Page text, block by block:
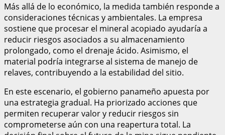
Más allá de lo económico, la medida también responde a
consideraciones técnicas y ambientales. La empresa
sostiene que procesar el mineral acopiado ayudaría a
reducir riesgos asociados a su almacenamiento
prolongado, como el drenaje ácido. Asimismo, el
material podría integrarse al sistema de manejo de
relaves, contribuyendo a la estabilidad del sitio.
En este escenario, el gobierno panameño apuesta por
una estrategia gradual. Ha priorizado acciones que
permiten recuperar valor y reducir riesgos sin
comprometerse aún con una reapertura total. La